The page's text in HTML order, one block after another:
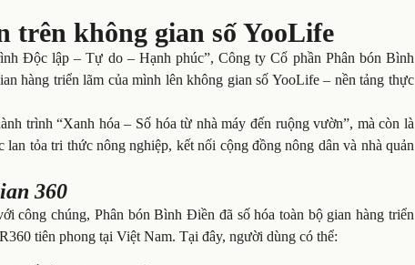
trên không gian số YooLife
Độc lập – Tự do – Hạnh phúc”, Công ty Cổ phần Phân bón Bình
hàng triển lãm của mình lên không gian số YooLife – nền tảng thực
trình “Xanh hóa – Số hóa từ nhà máy đến ruộng vườn”, mà còn là
tỏa tri thức nông nghiệp, kết nối cộng đồng nông dân và nhà quản
360
công chúng, Phân bón Bình Điền đã số hóa toàn bộ gian hàng triển
tiên phong tại Việt Nam. Tại đây, người dùng có thể: